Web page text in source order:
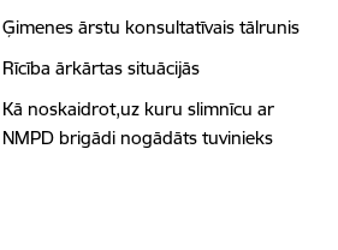
Ģimenes ārstu konsultatīvais tālrunis
Rīcība ārkārtas situācijās
Kā noskaidrot,uz kuru slimnīcu ar
NMPD brigādi nogādāts tuvinieks